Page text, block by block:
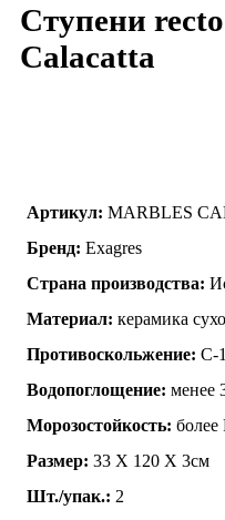
Ступени
Calacatta
Артикул: MARBLES
Бренд: Exagres
Страна производства:
Материал: керамика
Противоскольжение: C-
Водопоглощение: менее
Морозостойкость: более
Размер: 33 Х 120 Х 3см
Шт./упак.: 2